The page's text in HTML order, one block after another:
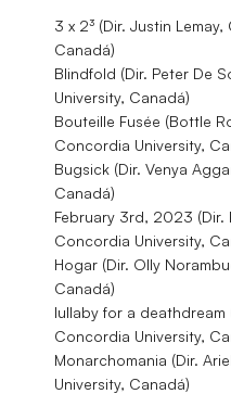
3 x 2³ (Dir. Justin
Canadá)
Blindfold (Dir. Peter De
University, Canadá)
Bouteille Fusée (Bottle
Concordia University,
Bugsick (Dir. Venya
Canadá)
February 3rd, 2023 (Dir.
Concordia University,
Hogar (Dir. Olly
Canadá)
lullaby for a deathdream
Concordia University,
Monarchomania (Dir.
University, Canadá)